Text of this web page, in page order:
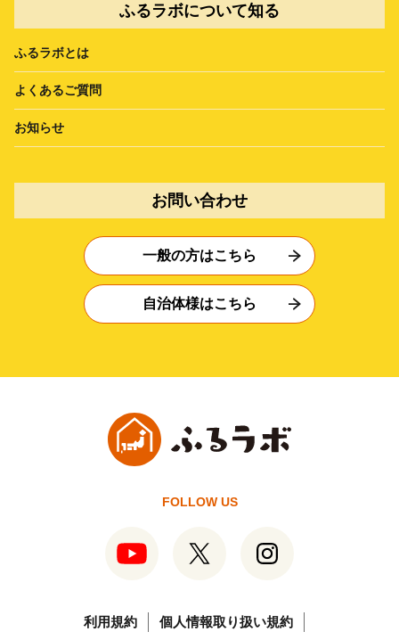
ふるラボについて知る
ふるラボとは
よくあるご質問
お知らせ
お問い合わせ
一般の方はこちら
自治体様はこちら
FOLLOW US
利用規約 個人情報取り扱い規約